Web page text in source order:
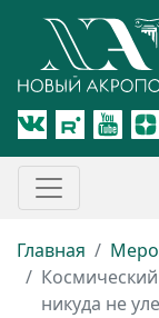
Главная
никуда не